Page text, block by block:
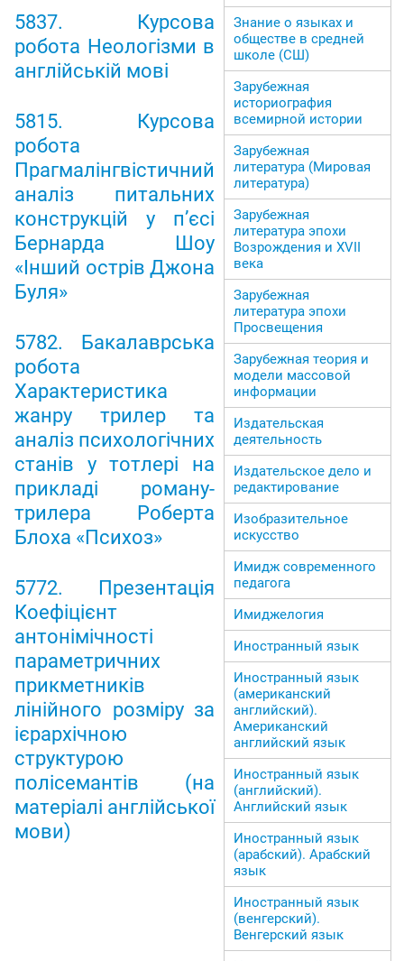
5837. Курсова
робота Неологізми в
англійській мові
5815. Курсова
робота
Прагмалінгвістичний
аналіз питальних
конструкцій у п’єсі
Бернарда Шоу
«Інший острів Джона
Буля»
5782. Бакалаврська
робота
Характеристика
жанру трилер та
аналіз психологічних
станів у тотлері на
прикладі роману-
трилера Роберта
Блоха «Психоз»
5772. Презентація
Коефіцієнт
антонімічності
параметричних
прикметників
лінійного розміру за
ієрархічною
структурою
полісемантів (на
матеріалі англійської
мови)
Знание о языках и
обществе в средней
школе (СШ)
Зарубежная
историография
всемирной истории
Зарубежная
литература (Мировая
литература)
Зарубежная
литература эпохи
Возрождения и ХVII
века
Зарубежная
литература эпохи
Просвещения
Зарубежная теория и
модели массовой
информации
Издательская
деятельность
Издательское дело и
редактирование
Изобразительное
искусство
Имидж современного
педагога
Имиджелогия
Иностранный язык
Иностранный язык
(американский
английский).
Американский
английский язык
Иностранный язык
(английский).
Английский язык
Иностранный язык
(арабский). Арабский
язык
Иностранный язык
(венгерский).
Венгерский язык